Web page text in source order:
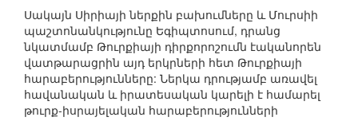
Սակայն Սիրիայի ներքին բախումները և Մուրսիի
պաշտոնանկությունը Եգիպտոսում, դրանց
նկատմամբ Թուրքիայի դիրքորոշումն էականորեն
վատթարացրին այդ երկրների հետ Թուրքիայի
հարաբերությունները: Ներկա դրությամբ առավել
հավանական և իրատեսական կարելի է համարել
թուրք-իսրայելական հարաբերությունների